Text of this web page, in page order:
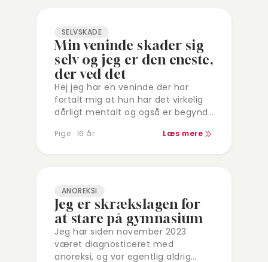
SELVSKADE
Min veninde skader sig
selv og jeg er den eneste,
der ved det
Hej jeg har en veninde der har
fortalt mig at hun har det virkelig
dårligt mentalt og også er begyndt
hun…
Pige · 16 år Læs mere
ANOREKSI
Jeg er skrækslagen for
at stare på gymnasium
Jeg har siden november 2023
været diagnosticeret med
anoreksi, og var egentlig aldrig